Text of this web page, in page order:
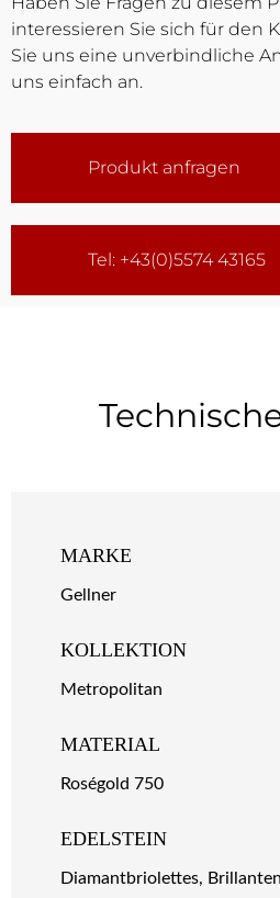
interessieren Sie sich für den
Sie uns eine unverbindliche
uns einfach an.
Produkt anfragen
Tel: +43(0)5574 43165
MARKE
Gellner
KOLLEKTION
Metropolitan
MATERIAL
Roségold 750
EDELSTEIN
Diamantbriolettes, Brillanten